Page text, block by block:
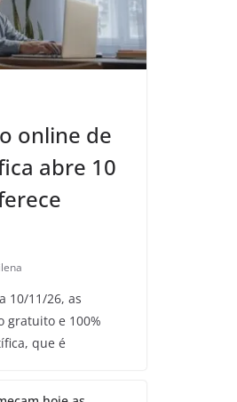
online de
abre 10
10/11/26, as
gratuito e 100%
que é